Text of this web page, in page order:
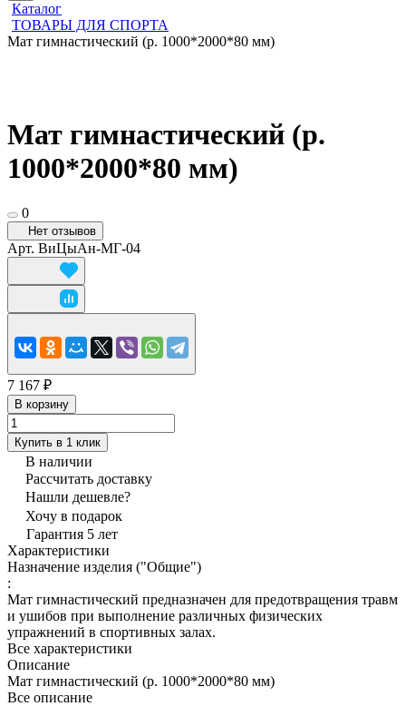
Каталог
ТОВАРЫ ДЛЯ СПОРТА
Мат гимнастический (р. 1000*2000*80 мм)
Мат гимнастический (р.
1000*2000*80 мм)
0
Нет отзывов
Арт. ВиЦыАн-МГ-04
7 167 ₽
В корзину
Купить в 1 клик
В наличии
Рассчитать доставку
Нашли дешевле?
Хочу в подарок
Гарантия 5 лет
Характеристики
Назначение изделия ("Общие")
:
Мат гимнастический предназначен для предотвращения травм
и ушибов при выполнение различных физических
упражнений в спортивных залах.
Все характеристики
Описание
Мат гимнастический (р. 1000*2000*80 мм)
Все описание